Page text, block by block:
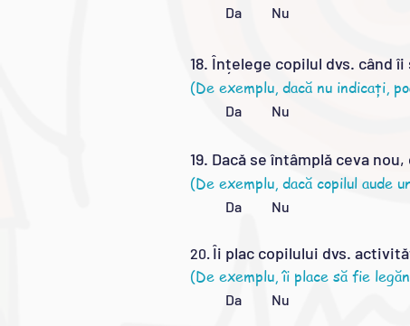
Da Nu
18. Înțelege copilul dvs. când
(De exemplu, dacă nu indicați,
Da Nu
19. Dacă se întâmplă ceva
(De exemplu, dacă copilul aude
Da Nu
20.Îi plac copilului dvs.
(De exemplu, îi place să fie
Da Nu